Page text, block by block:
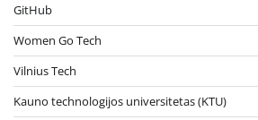
GitHub
Women Go Tech
Vilnius Tech
Kauno technologijos universitetas (KTU)